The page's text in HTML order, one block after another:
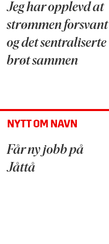
Jeg har opplevd at
strømmen forsvant
og det sentraliserte
brøt sammen
NYTT OM NAVN
Får ny jobb på
Jåttå